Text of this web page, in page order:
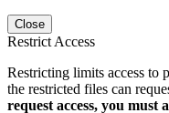
Close
Restrict Access
Restricting limits access to
the restricted files can
request access, you must